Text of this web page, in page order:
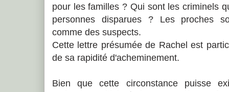
pour les familles ? Qui sont les criminels
personnes disparues ? Les proches
comme des suspects.
Cette lettre présumée de Rachel est
de sa rapidité d'acheminement.
Bien que cette circonstance puisse